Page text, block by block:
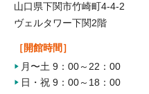
山口県下関市竹崎町4-4-2
ヴェルタワー下関2階
［開館時間］
月〜土 9：00～22：00
日・祝 9：00～18：00